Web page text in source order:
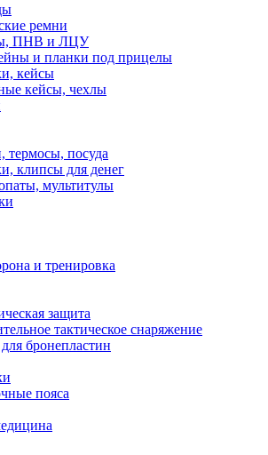
ремни
ПНВ и ЛЦУ
и планки под прицелы
кейсы
кейсы, чехлы
термосы, посуда
клипсы для денег
мультитулы
и тренировка
защита
тактическое снаряжение
бронепластин
пояса